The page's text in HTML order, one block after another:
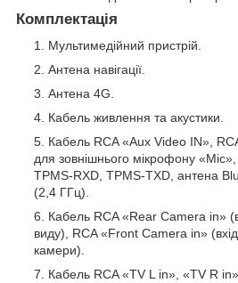
Комплектація
Мультимедійний пристрій.
Антена навігації.
Антена 4G.
Кабель живлення та акустики.
Кабель RCA «Aux Video IN»,
для зовнішнього мікрофону
TPMS-RXD, TPMS-TXD, антена
(2,4 ГГц).
Кабель RCA «Rear Camera in»
виду), RCA «Front Camera in»
камери).
Кабель RCA «TV L in», «TV R